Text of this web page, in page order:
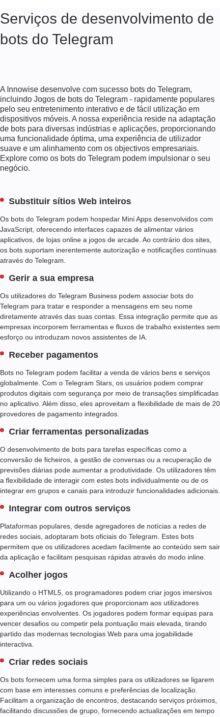
E
D
E
V
M
I
A
P
R
O
G
R
A
Ã
O
D
E
C
A
B
O
T
S
C
N
T
R
A
D
A
N
A
R
E
D
E
S
S
O
I
A
I
S
Serviços de desenvolvimento de
bots do Telegram
A Innowise desenvolve com sucesso bots do Telegram,
incluindo Jogos de bots do Telegram - rapidamente populares
pelo seu entretenimento interativo e de fácil utilização em
dispositivos móveis. A nossa experiência reside na adaptação
de bots para diversas indústrias e aplicações, proporcionando
uma funcionalidade óptima, uma experiência de utilizador
suave e um alinhamento com os objectivos empresariais.
Explore como os bots do Telegram podem impulsionar o seu
negócio.
Substituir sítios Web inteiros
Os bots do Telegram podem hospedar Mini Apps desenvolvidos com
JavaScript, oferecendo interfaces capazes de alimentar vários
aplicativos, de lojas online a jogos de arcade. Ao contrário dos sites,
os bots suportam inerentemente autorização e notificações contínuas
através do Telegram.
Gerir a sua empresa
Os utilizadores do Telegram Business podem associar bots do
Telegram para tratar e responder a mensagens em seu nome
diretamente através das suas contas. Essa integração permite que as
empresas incorporem ferramentas e fluxos de trabalho existentes sem
esforço ou introduzam novos assistentes de IA.
Receber pagamentos
Bots no Telegram podem facilitar a venda de vários bens e serviços
globalmente. Com o Telegram Stars, os usuários podem comprar
produtos digitais com segurança por meio de transações simplificadas
no aplicativo. Além disso, eles aproveitam a flexibilidade de mais de 20
provedores de pagamento integrados.
Criar ferramentas personalizadas
O desenvolvimento de bots para tarefas específicas como a
conversão de ficheiros, a gestão de conversas ou a recuperação de
previsões diárias pode aumentar a produtividade. Os utilizadores têm
a flexibilidade de interagir com estes bots individualmente ou de os
integrar em grupos e canais para introduzir funcionalidades adicionais.
Integrar com outros serviços
Plataformas populares, desde agregadores de notícias a redes de
redes sociais, adoptaram bots oficiais do Telegram. Estes bots
permitem que os utilizadores acedam facilmente ao conteúdo sem sair
da aplicação e facilitam pesquisas rápidas através do modo inline.
Acolher jogos
Utilizando o HTML5, os programadores podem criar jogos imersivos
para um ou vários jogadores que proporcionam aos utilizadores
experiências envolventes. Os jogadores podem formar equipas para
vencer desafios ou competir pela pontuação mais elevada, tirando
partido das modernas tecnologias Web para uma jogabilidade
interactiva.
Criar redes sociais
Os bots fornecem uma forma simples para os utilizadores se ligarem
com base em interesses comuns e preferências de localização.
Facilitam a organização de encontros, destacando serviços próximos,
facilitando discussões de grupo, fornecendo actualizações em tempo